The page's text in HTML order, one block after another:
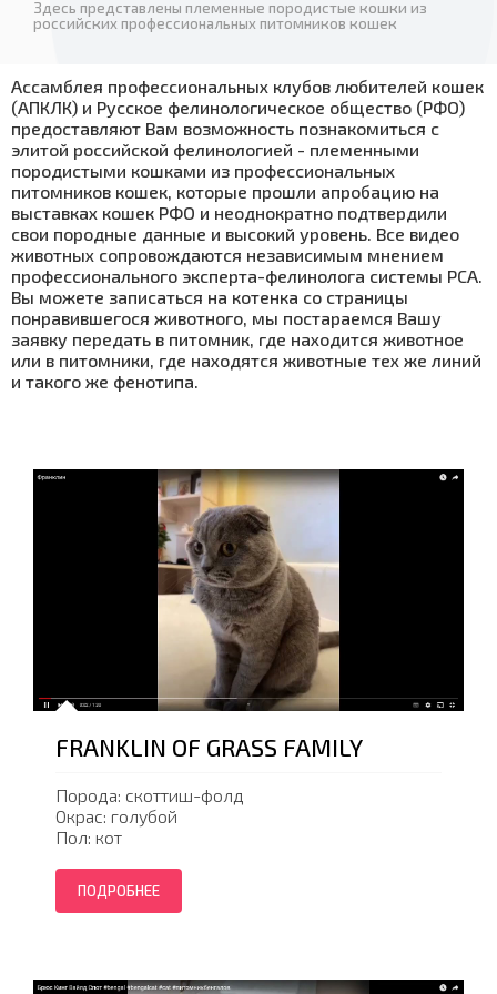
Здесь представлены племенные породистые кошки из
российских профессиональных питомников кошек
Ассамблея профессиональных клубов любителей кошек
(АПКЛК) и Русское фелинологическое общество (РФО)
предоставляют Вам возможность познакомиться с
элитой российской фелинологией - племенными
породистыми кошками из профессиональных
питомников кошек, которые прошли апробацию на
выставках кошек РФО и неоднократно подтвердили
свои породные данные и высокий уровень. Все видео
животных сопровождаются независимым мнением
профессионального эксперта-фелинолога системы PCA.
Вы можете записаться на котенка со страницы
понравившегося животного, мы постараемся Вашу
заявку передать в питомник, где находится животное
или в питомники, где находятся животные тех же линий
и такого же фенотипа.
FRANKLIN OF GRASS FAMILY
Порода: скоттиш-фолд
Окрас: голубой
Пол: кот
ПОДРОБНЕЕ